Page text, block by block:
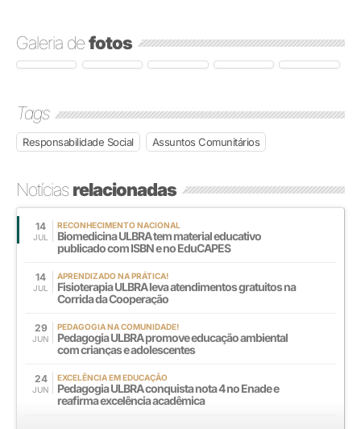
Galeria defotos
Tags
Responsabilidade Social Assuntos Comunitários
Notíciasrelacionadas
14
JUL
RECONHECIMENTO NACIONAL
Biomedicina ULBRA tem material educativo
publicado com ISBN e no EduCAPES
14
JUL
APRENDIZADO NA PRÁTICA!
Fisioterapia ULBRA leva atendimentos gratuitos na
Corrida da Cooperação
29
JUN
PEDAGOGIA NA COMUNIDADE!
Pedagogia ULBRA promove educação ambiental
com crianças e adolescentes
24
JUN
EXCELÊNCIA EM EDUCAÇÃO
Pedagogia ULBRA conquista nota 4 no Enade e
reafirma excelência acadêmica